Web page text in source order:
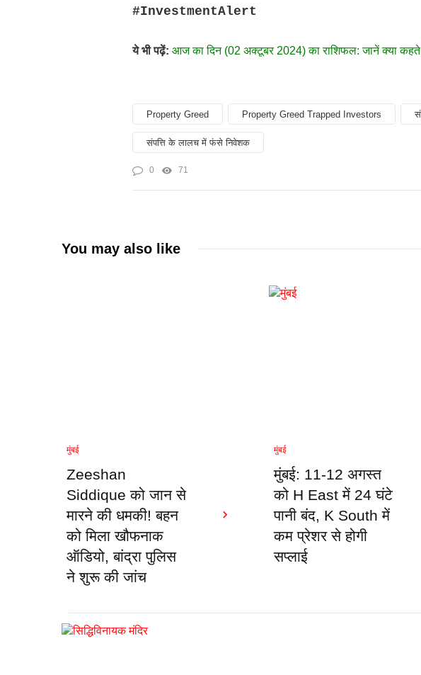
#InvestmentAlert
ये भी पढ़ें: आज का दिन (02 अक्टूबर 2024) का राशिफल: जानें क्या
Property Greed Property Greed Trapped Investors
संपत्ति के लालच में फंसे निवेशक
0 71
You may also like
मुंबई
Zeeshan
Siddique को जान से
मारने की धमकी! बहन
को मिला खौफनाक
ऑडियो, बांद्रा पुलिस
ने शुरू की जांच
मुंबई
मुंबई: 11-12 अगस्त
को H East में 24 घंटे
पानी बंद, K South में
कम प्रेशर से होगी
सप्लाई